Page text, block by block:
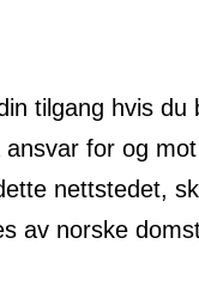
tilgang hvis
for og
nettstedet,
av norske